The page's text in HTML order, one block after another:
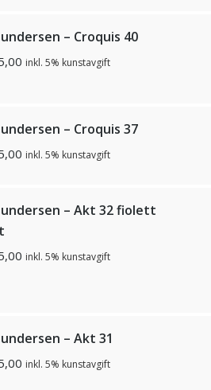
– Croquis 40
inkl. 5% kunstavgift
– Croquis 37
inkl. 5% kunstavgift
– Akt 32 fiolett
inkl. 5% kunstavgift
– Akt 31
inkl. 5% kunstavgift